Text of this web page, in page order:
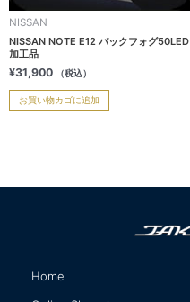
NISSAN
NISSAN NOTE E12 バックフォグ50LED
加工品
¥31,900 （税込）
お買い物カゴに追加
Home